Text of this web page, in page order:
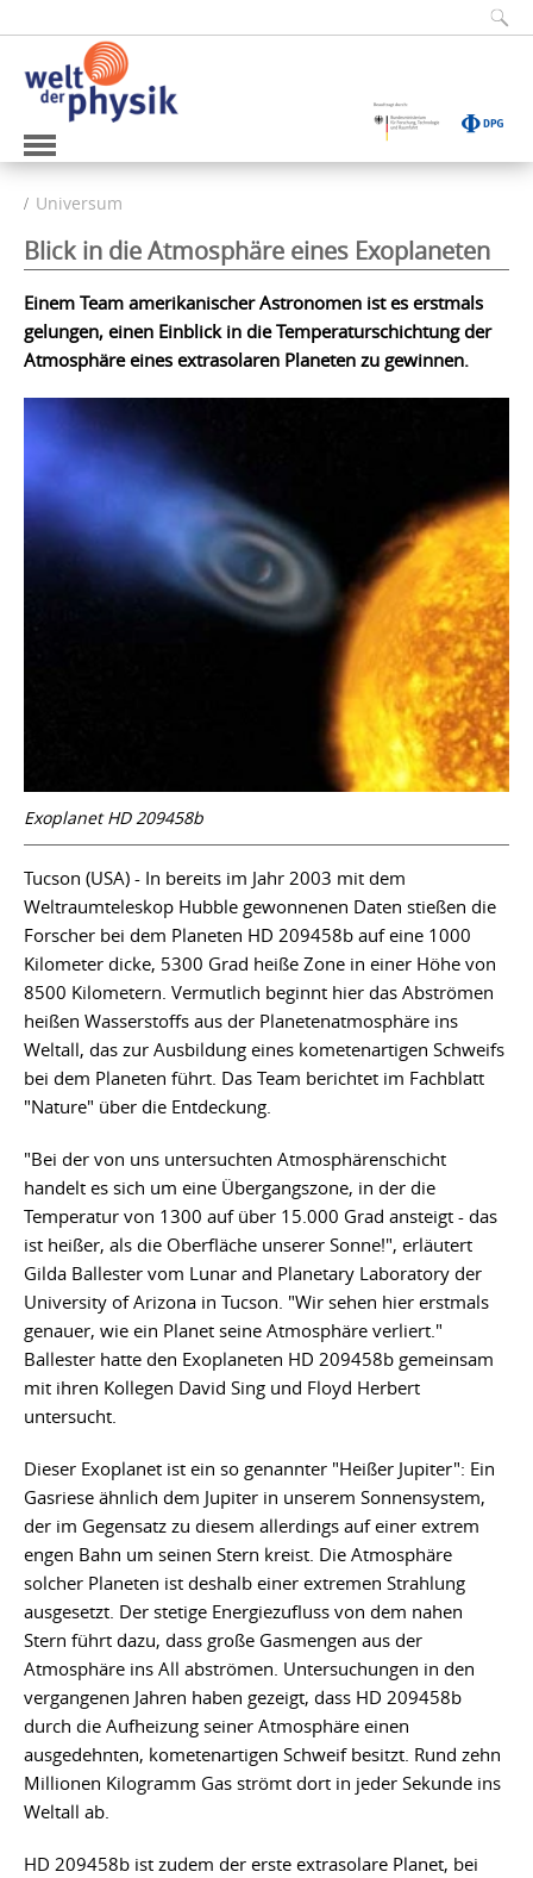
Universum
Blick in die Atmosphäre eines Exoplaneten
Einem Team amerikanischer Astronomen ist es erstmals
gelungen, einen Einblick in die Temperaturschichtung der
Atmosphäre eines extrasolaren Planeten zu gewinnen.
Exoplanet HD 209458b
Tucson (USA) - In bereits im Jahr 2003 mit dem
Weltraumteleskop Hubble gewonnenen Daten stießen die
Forscher bei dem Planeten HD 209458b auf eine 1000
Kilometer dicke, 5300 Grad heiße Zone in einer Höhe von
8500 Kilometern. Vermutlich beginnt hier das Abströmen
heißen Wasserstoffs aus der Planetenatmosphäre ins
Weltall, das zur Ausbildung eines kometenartigen Schweifs
bei dem Planeten führt. Das Team berichtet im Fachblatt
"Nature" über die Entdeckung.
"Bei der von uns untersuchten Atmosphärenschicht
handelt es sich um eine Übergangszone, in der die
Temperatur von 1300 auf über 15.000 Grad ansteigt - das
ist heißer, als die Oberfläche unserer Sonne!", erläutert
Gilda Ballester vom Lunar and Planetary Laboratory der
University of Arizona in Tucson. "Wir sehen hier erstmals
genauer, wie ein Planet seine Atmosphäre verliert."
Ballester hatte den Exoplaneten HD 209458b gemeinsam
mit ihren Kollegen David Sing und Floyd Herbert
untersucht.
Dieser Exoplanet ist ein so genannter "Heißer Jupiter": Ein
Gasriese ähnlich dem Jupiter in unserem Sonnensystem,
der im Gegensatz zu diesem allerdings auf einer extrem
engen Bahn um seinen Stern kreist. Die Atmosphäre
solcher Planeten ist deshalb einer extremen Strahlung
ausgesetzt. Der stetige Energiezufluss von dem nahen
Stern führt dazu, dass große Gasmengen aus der
Atmosphäre ins All abströmen. Untersuchungen in den
vergangenen Jahren haben gezeigt, dass HD 209458b
durch die Aufheizung seiner Atmosphäre einen
ausgedehnten, kometenartigen Schweif besitzt. Rund zehn
Millionen Kilogramm Gas strömt dort in jeder Sekunde ins
Weltall ab.
HD 209458b ist zudem der erste extrasolare Planet, bei